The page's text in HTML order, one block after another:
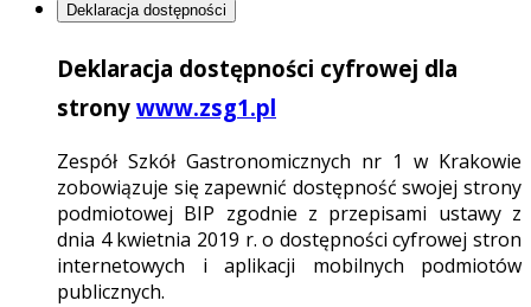
Deklaracja dostępności
Deklaracja dostępności cyfrowej dla
strony www.zsg1.pl
Zespół Szkół Gastronomicznych nr 1 w Krakowie
zobowiązuje się zapewnić dostępność swojej strony
podmiotowej BIP zgodnie z przepisami ustawy z
dnia 4 kwietnia 2019 r. o dostępności cyfrowej stron
internetowych i aplikacji mobilnych podmiotów
publicznych.